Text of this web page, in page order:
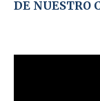
DE NUESTRO